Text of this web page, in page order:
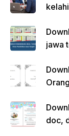
jawa
doc,